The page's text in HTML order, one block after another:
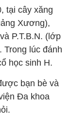
tại cây xăng
Xương),
P.T.B.N. (lớp
Trong lúc đánh
học sinh H.
bạn bè và
Đa khoa